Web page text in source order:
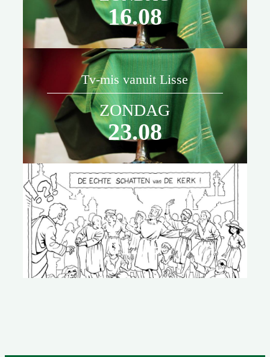
jubileumjaar.16.08
Tv-mis vanuit Lisse
ZONDAG
23.08
Kleurwedstrijd Laurentius
DINSDAG
01.09